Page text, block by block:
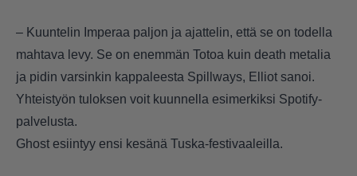
– Kuuntelin Imperaa paljon ja ajattelin, että se on todella
mahtava levy. Se on enemmän Totoa kuin death metalia
ja pidin varsinkin kappaleesta Spillways, Elliot sanoi.
Yhteistyön tuloksen voit kuunnella esimerkiksi Spotify-
palvelusta.
Ghost esiintyy ensi kesänä Tuska-festivaaleilla.